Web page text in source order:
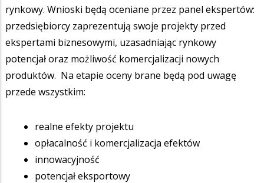
rynkowy. Wnioski będą oceniane przez panel ekspertów:
przedsiębiorcy zaprezentują swoje projekty przed
ekspertami biznesowymi, uzasadniając rynkowy
potencjał oraz możliwość komercjalizacji nowych
produktów. Na etapie oceny brane będą pod uwagę
przede wszystkim:
realne efekty projektu
opłacalność i komercjalizacja efektów
innowacyjność
potencjał eksportowy